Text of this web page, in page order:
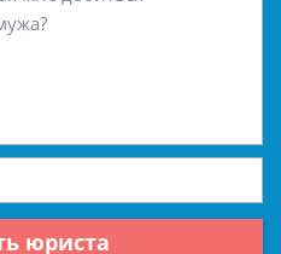
юриста